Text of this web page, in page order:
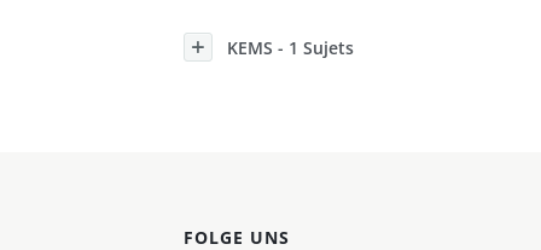
KEMS - 1 Sujets
FOLGE UNS